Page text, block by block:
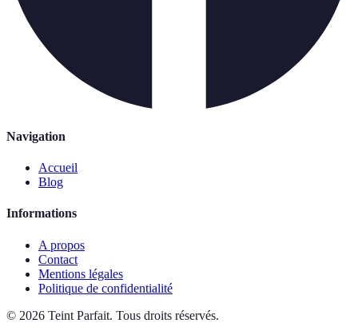
Navigation
Accueil
Blog
Informations
A propos
Contact
Mentions légales
Politique de confidentialité
© 2026 Teint Parfait. Tous droits réservés.